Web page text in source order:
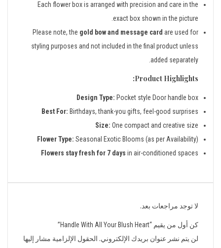
Each flower box is arranged with precision and care in the
exact box shown in the picture.
Please note, the gold bow and message card are used for
styling purposes and not included in the final product unless
added separately.
Product Highlights:
Design Type: Pocket style Door handle box
Best For: Birthdays, thank-you gifts, feel-good surprises
Size: One compact and creative size
Flower Type: Seasonal Exotic Blooms (as per Availability)
Flowers stay fresh for 7 days in air-conditioned spaces
لا توجد مراجعات بعد.
كن أول من يقيم “Handle With All Your Blush Heart”
لن يتم نشر عنوان بريدك الإلكتروني. الحقول الإلزامية مشار إليها